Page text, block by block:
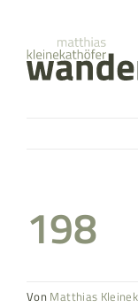
springen
Inhalt
springen
198
Von Matthias